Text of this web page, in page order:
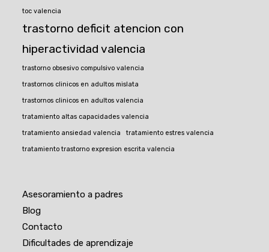
toc valencia
trastorno deficit atencion con
hiperactividad valencia
trastorno obsesivo compulsivo valencia
trastornos clinicos en adultos mislata
trastornos clinicos en adultos valencia
tratamiento altas capacidades valencia
tratamiento ansiedad valencia tratamiento estres valencia
tratamiento trastorno expresion escrita valencia
Asesoramiento a padres
Blog
Contacto
Dificultades de aprendizaje